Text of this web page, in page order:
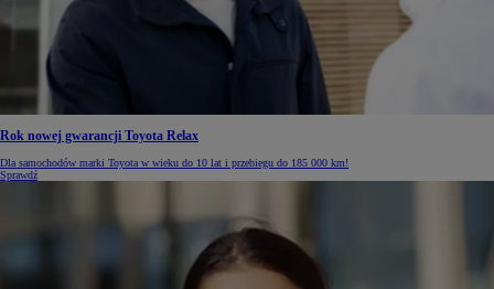
Rok nowej gwarancji Toyota Relax
Dla samochodów marki Toyota w wieku do 10 lat i przebiegu do 185 000 km!
Sprawdź